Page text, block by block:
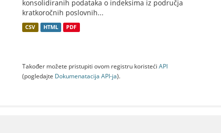
konsolidiranih podataka o indeksima iz područja
kratkoročnih poslovnih...
CSV HTML PDF
Također možete pristupiti ovom registru koristeći API
(pogledajte Dokumenаtаcijа API-jа).